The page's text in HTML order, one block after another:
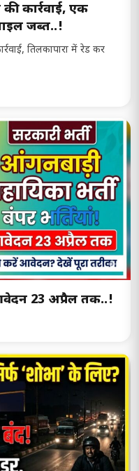
कार्रवाई, एक
जब्त..!
तिलकापारा में रेड कर
23 अप्रैल तक..!